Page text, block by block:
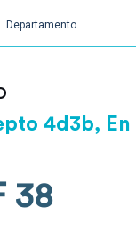
Departamento
4d3b, En
38